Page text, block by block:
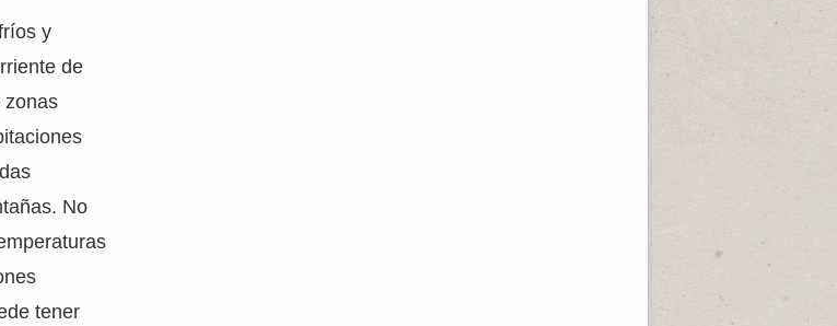
y
de
zonas
No
tener